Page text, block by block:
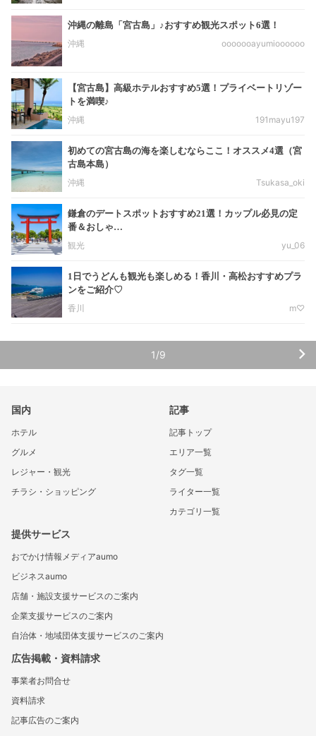
沖縄の離島「宮古島」♪おすすめ観光スポット6選！
沖縄
ooooooayumioooooo
【宮古島】高級ホテルおすすめ5選！プライベートリゾー
トを満喫♪
沖縄
191mayu197
初めての宮古島の海を楽しむならここ！オススメ4選（宮
古島本島）
沖縄
Tsukasa_oki
鎌倉のデートスポットおすすめ21選！カップル必見の定
番＆おしゃ…
観光
yu_06
1日でうどんも観光も楽しめる！香川・高松おすすめプラ
ンをご紹介♡
香川
m♡
1/9
国内
ホテル
グルメ
レジャー・観光
チラシ・ショッピング
記事
記事トップ
エリア一覧
タグ一覧
ライター一覧
カテゴリ一覧
提供サービス
おでかけ情報メディアaumo
ビジネスaumo
店舗・施設支援サービスのご案内
企業支援サービスのご案内
自治体・地域団体支援サービスのご案内
広告掲載・資料請求
事業者お問合せ
資料請求
記事広告のご案内